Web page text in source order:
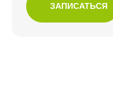
ЗАПИСАТЬСЯ